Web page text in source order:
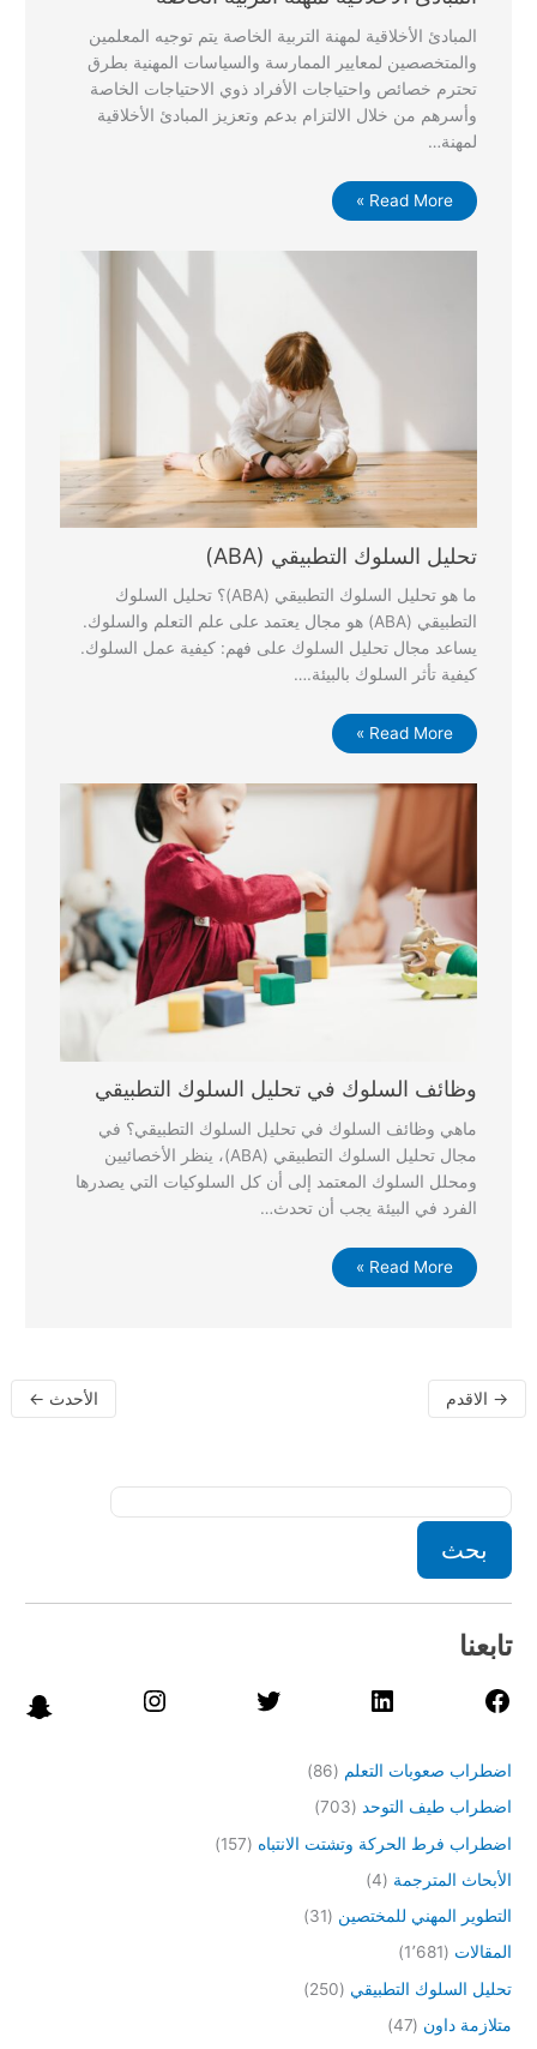
المبادئ الأخلاقية لمهنة التربية الخاصة يتم توجيه المعلمين
والمتخصصين لمعايير الممارسة والسياسات المهنية بطرق
تحترم خصائص واحتياجات الأفراد ذوي الاحتياجات الخاصة
وأسرهم من خلال الالتزام بدعم وتعزيز المبادئ الأخلاقية
لمهنة…
Read More »
تحليل السلوك التطبيقي (ABA)
ما هو تحليل السلوك التطبيقي (ABA)؟ تحليل السلوك
التطبيقي (ABA) هو مجال يعتمد على علم التعلم والسلوك.
يساعد مجال تحليل السلوك على فهم: كيفية عمل السلوك.
كيفية تأثر السلوك بالبيئة.…
Read More »
وظائف السلوك في تحليل السلوك التطبيقي
ماهي وظائف السلوك في تحليل السلوك التطبيقي؟ في
مجال تحليل السلوك التطبيقي (ABA)، ينظر الأخصائيين
ومحلل السلوك المعتمد إلى أن كل السلوكيات التي يصدرها
الفرد في البيئة يجب أن تحدث…
Read More »
→ الاقدم الأحدث ←
بحث
تابعنا
اضطراب صعوبات التعلم (86)
اضطراب طيف التوحد (703)
اضطراب فرط الحركة وتشتت الانتباه (157)
الأبحاث المترجمة (4)
التطوير المهني للمختصين (31)
المقالات (1٬681)
تحليل السلوك التطبيقي (250)
متلازمة داون (47)